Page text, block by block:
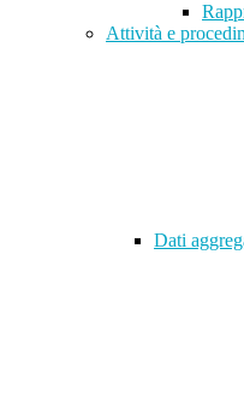
Attività e
Dati